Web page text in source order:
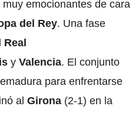
emocionantes de cara
del Rey. Una fase
Real
y Valencia. El conjunto
para enfrentarse
al Girona (2-1) en la